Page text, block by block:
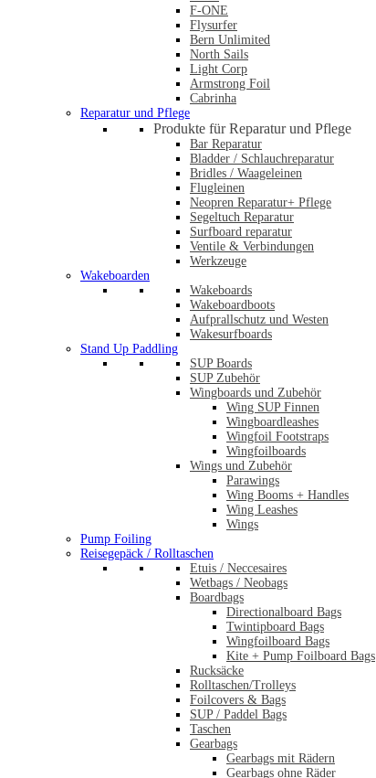
F-ONE
Flysurfer
Bern Unlimited
North Sails
Light Corp
Armstrong Foil
Cabrinha
Reparatur und Pflege
Produkte für Reparatur und Pflege
Bar Reparatur
Bladder / Schlauchreparatur
Bridles / Waageleinen
Flugleinen
Neopren Reparatur+ Pflege
Segeltuch Reparatur
Surfboard reparatur
Ventile & Verbindungen
Werkzeuge
Wakeboarden
Wakeboards
Wakeboardboots
Aufprallschutz und Westen
Wakesurfboards
Stand Up Paddling
SUP Boards
SUP Zubehör
Wingboards und Zubehör
Wing SUP Finnen
Wingboardleashes
Wingfoil Footstraps
Wingfoilboards
Wings und Zubehör
Parawings
Wing Booms + Handles
Wing Leashes
Wings
Pump Foiling
Reisegepäck / Rolltaschen
Etuis / Neccesaires
Wetbags / Neobags
Boardbags
Directionalboard Bags
Twintipboard Bags
Wingfoilboard Bags
Kite + Pump Foilboard Bags
Rucksäcke
Rolltaschen/Trolleys
Foilcovers & Bags
SUP / Paddel Bags
Taschen
Gearbags
Gearbags mit Rädern
Gearbags ohne Räder